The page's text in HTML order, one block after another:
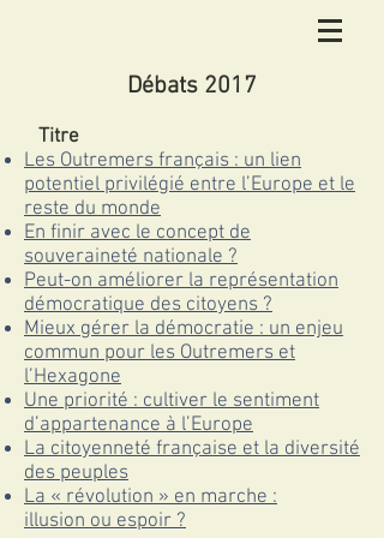
Débats 2017
Titre
Les Outremers français : un lien
potentiel privilégié entre l’Europe et le
reste du monde
En finir avec le concept de
souveraineté nationale ?
Peut-on améliorer la représentation
démocratique des citoyens ?
Mieux gérer la démocratie : un enjeu
commun pour les Outremers et
l’Hexagone
Une priorité : cultiver le sentiment
d’appartenance à l’Europe
La citoyenneté française et la diversité
des peuples
La « révolution » en marche :
illusion ou espoir ?